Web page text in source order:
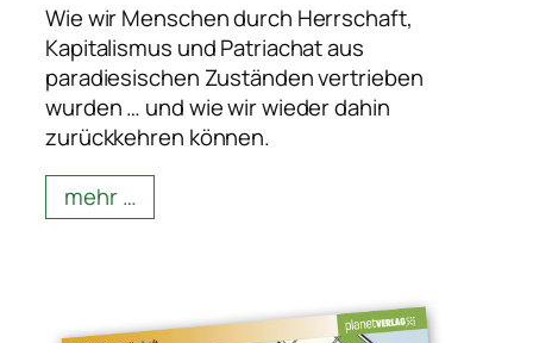
Wie wir Menschen durch Herrschaft,
Kapitalismus und Patriachat aus
paradiesischen Zuständen vertrieben
wurden … und wie wir wieder dahin
zurückkehren können.
mehr …